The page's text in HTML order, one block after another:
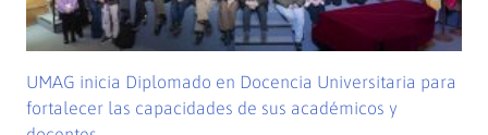
UMAG inicia Diplomado en Docencia Universitaria para
fortalecer las capacidades de sus académicos y